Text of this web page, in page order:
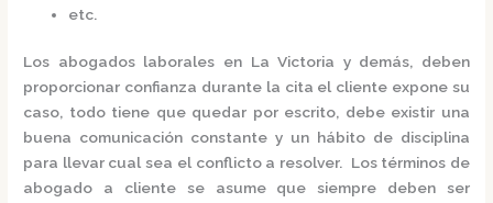
etc.
Los abogados laborales en La Victoria y demás, deben
proporcionar confianza durante la cita el cliente expone su
caso, todo tiene que quedar por escrito, debe existir una
buena comunicación constante y un hábito de disciplina
para llevar cual sea el conflicto a resolver. Los términos de
abogado a cliente se asume que siempre deben ser